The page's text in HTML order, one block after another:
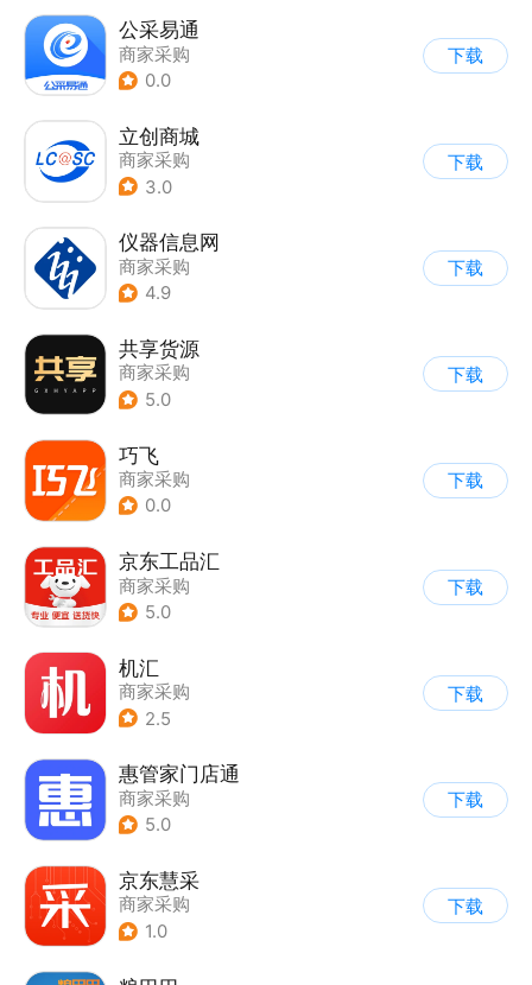
公采易通
商家采购
0.0
下载
立创商城
商家采购
3.0
下载
仪器信息网
商家采购
4.9
下载
共享货源
商家采购
5.0
下载
巧飞
商家采购
0.0
下载
京东工品汇
商家采购
5.0
下载
机汇
商家采购
2.5
下载
惠管家门店通
商家采购
5.0
下载
京东慧采
商家采购
1.0
下载